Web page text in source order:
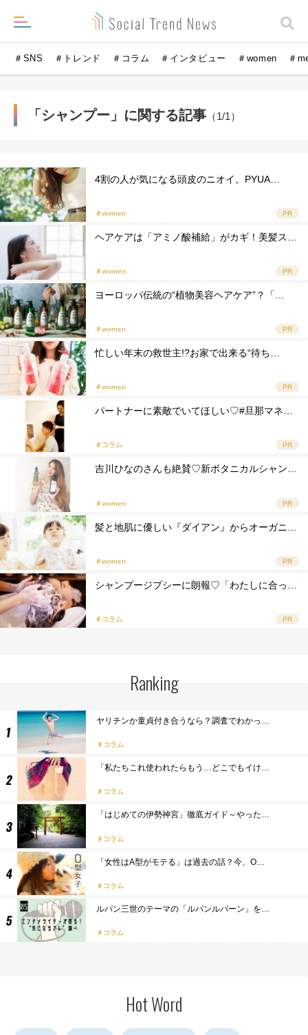
＃SNS ＃トレンド ＃コラム ＃インタビュー ＃women ＃
「シャンプー」に関する記事 （1/1）
4割の人が気になる頭皮のニオイ。PYUA…
＃women PR
ヘアケアは「アミノ酸補給」がカギ！美髪ス…
＃women PR
ヨーロッパ伝統の“植物美容ヘアケア”？「…
＃women PR
忙しい年末の救世主!?お家で出来る“待ち…
＃women PR
パートナーに素敵でいてほしい♡#旦那マネ…
＃コラム PR
吉川ひなのさんも絶賛♡新ボタニカルシャン…
＃women PR
髪と地肌に優しい『ダイアン』からオーガニ…
＃women PR
シャンプージプシーに朗報♡「わたしに合っ…
＃コラム PR
Ranking
ヤリチンか童貞付き合うなら？調査でわかっ…
コラム
「私たちこれ使われたらもう…どこでもイけ…
コラム
「はじめての伊勢神宮」徹底ガイド～やった…
コラム
「女性はA型がモテる」は過去の話？今、O…
コラム
ルパン三世のテーマの「ルパンルパーン」を…
コラム
Hot Word